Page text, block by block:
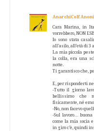
AnarchiColf
Cara Marina, in
vorrebbero, NON
Io sono stata
all’asilo, all’età di 3
La mia piccola
la colla, era una
notte.
Ti garantisco che,
E, per risponderti
-Tutto il giorno
bellissimo che
fisicamente, né
-No, non facevo
-Sul lavoro… buona
come la mia socia
in giro c’è, quindi